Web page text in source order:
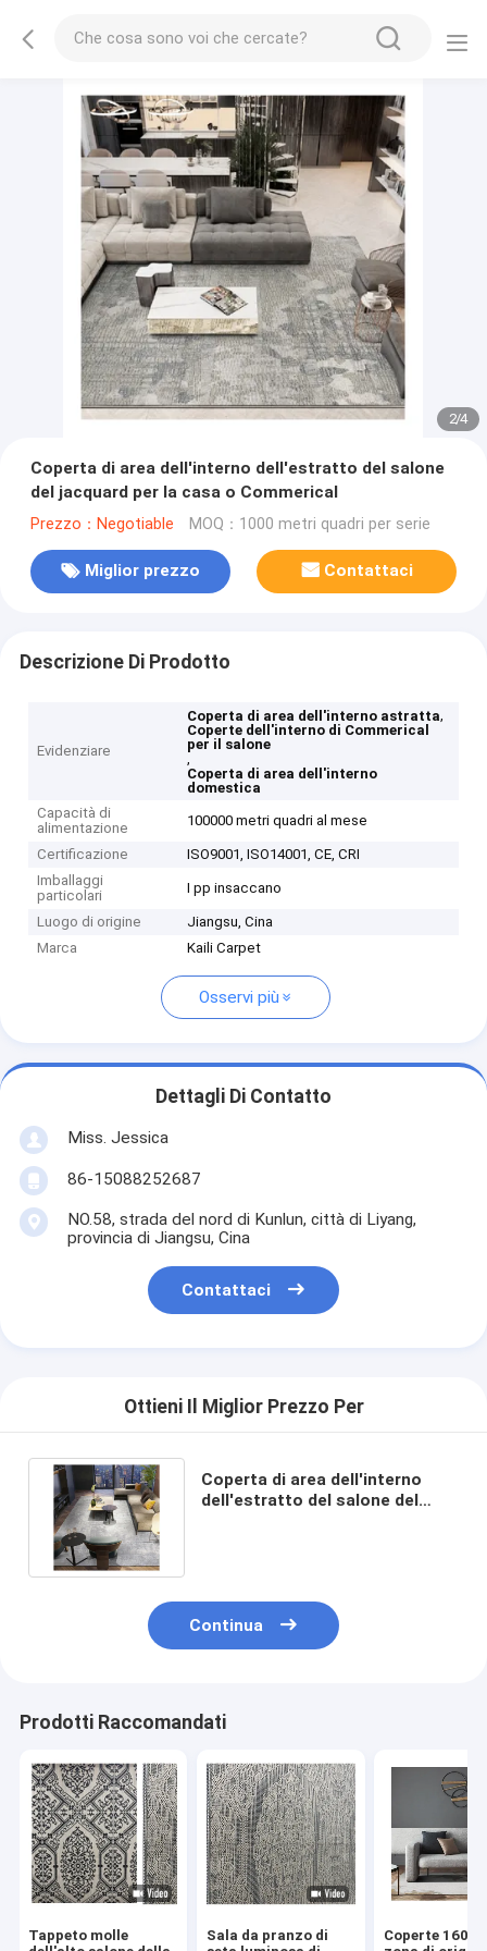
2/4
Coperta di area dell'interno dell'estratto del salone
del jacquard per la casa o Commerical
Prezzo：Negotiable MOQ：1000 metri quadri per serie
Miglior prezzo Contattaci
Descrizione Di Prodotto
Evidenziare
Coperta di area dell'interno astratta,
Coperte dell'interno di Commerical
per il salone
,
Coperta di area dell'interno
domestica
Capacità di
alimentazione
100000 metri quadri al mese
Certificazione
ISO9001, ISO14001, CE, CRI
Imballaggi
particolari
I pp insaccano
Luogo di origine
Jiangsu, Cina
Marca
Kaili Carpet
Osservi più
Dettagli Di Contatto
Miss. Jessica
86-15088252687
NO.58, strada del nord di Kunlun, città di Liyang,
provincia di Jiangsu, Cina
Contattaci
Ottieni Il Miglior Prezzo Per
Coperta di area dell'interno
dell'estratto del salone del
Continua
Prodotti Raccomandati
Tappeto molle
Sala da pranzo di
Coperte